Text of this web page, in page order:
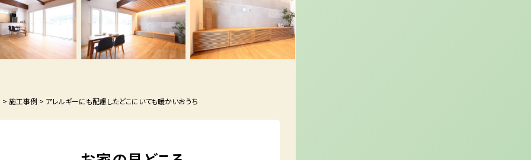
> 施工事例 > アレルギーにも配慮したどこにいても暖かいおうち